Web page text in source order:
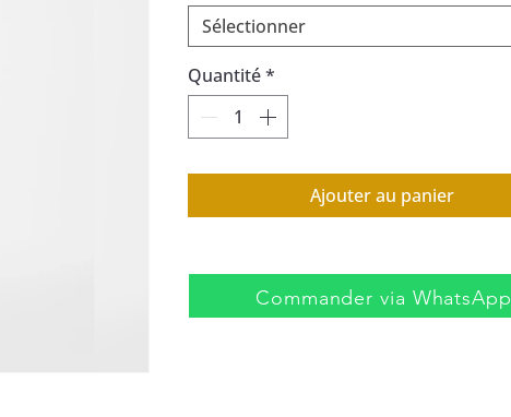
Sélectionner
Quantité*
Ajouter au panier
Commander via WhatsApp